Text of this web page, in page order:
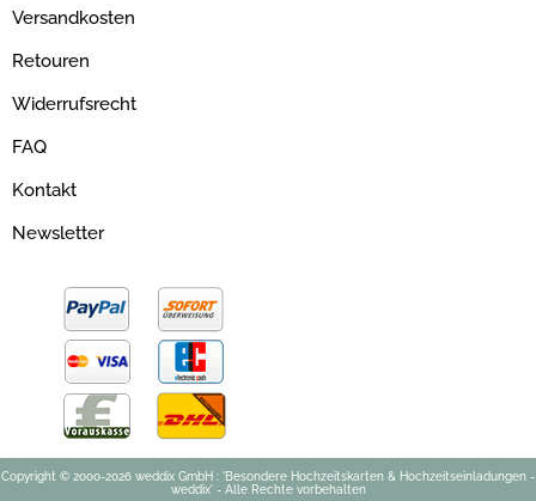
Versandkosten
Retouren
Widerrufsrecht
FAQ
Kontakt
Newsletter
Copyright © 2000-2026 weddix GmbH : 'Besondere Hochzeitskarten & Hochzeitseinladungen -
weddix' - Alle Rechte vorbehalten